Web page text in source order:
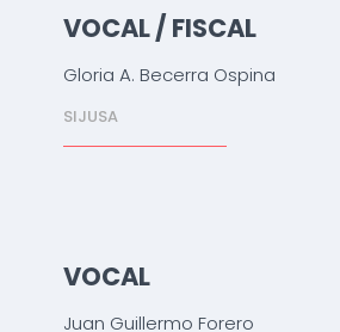
VOCAL / FISCAL
Gloria A. Becerra Ospina
SIJUSA
VOCAL
Juan Guillermo Forero